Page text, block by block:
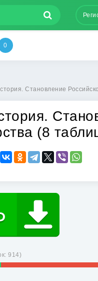
Становление
(8
914)